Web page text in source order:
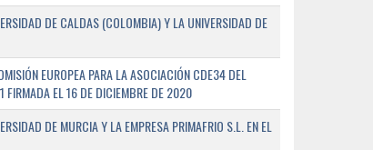
DE CALDAS (COLOMBIA) Y LA UNIVERSIDAD DE
EUROPEA PARA LA ASOCIACIÓN CDE34 DEL
FIRMADA EL 16 DE DICIEMBRE DE 2020
DE MURCIA Y LA EMPRESA PRIMAFRIO S.L. EN EL